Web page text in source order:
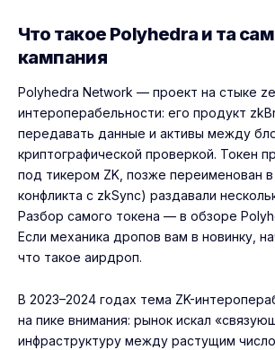
Что такое Polyhedra и та
кампания
Polyhedra Network — проект на стыке
интероперабельности: его продукт
передавать данные и активы между
криптографической проверкой. Токен
под тикером ZK, позже переименован в
конфликта с zkSync) раздавали
Разбор самого токена — в обзоре
Если механика дропов вам в новинку,
что такое аирдроп.
В 2023–2024 годах тема ZK-
на пике внимания: рынок искал
инфраструктуру между растущим